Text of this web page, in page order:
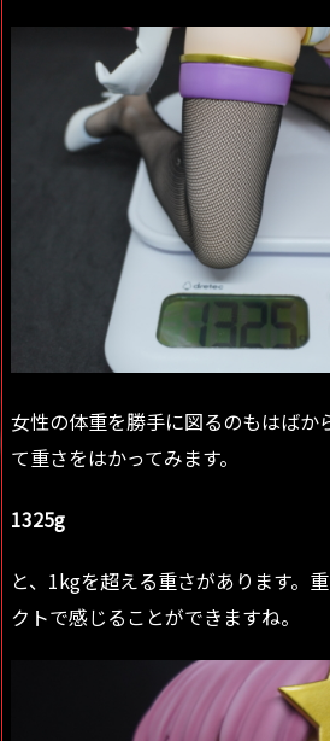
女性の体重を勝手に図るのもはばか
て重さをはかってみます。
1325g
と、1kgを超える重さがあります。
クトで感じることができますね。